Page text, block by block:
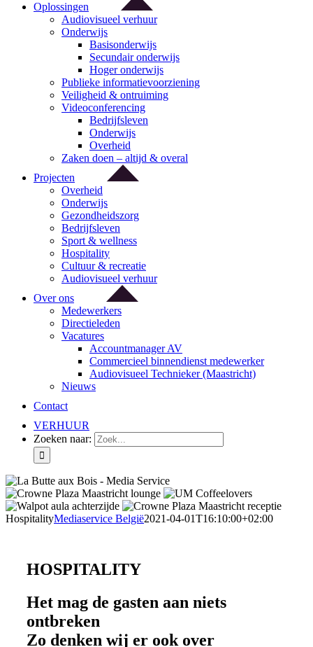
Oplossingen
Audiovisueel verhuur
Onderwijs
Basisonderwijs
Secundair onderwijs
Hoger onderwijs
Publieke informatievoorziening
Veiligheid & ontruiming
Videoconferencing
Bedrijfsleven
Onderwijs
Overheid
Zaken doen – altijd & overal
Projecten
Overheid
Onderwijs
Gezondheidszorg
Bedrijfsleven
Sport & wellness
Hospitality
Cultuur & recreatie
Audiovisueel verhuur
Over ons
Medewerkers
Directieleden
Vacatures
Accountmanager AV
Commercieel binnendienst medewerker
Audiovisueel Technieker (Maastricht)
Nieuws
Contact
VERHUUR
Zoeken naar:
HospitalityMediaservice België2021-04-01T16:10:00+02:00
HOSPITALITY
Het mag de gasten aan niets
ontbreken
Zo denken wij er ook over